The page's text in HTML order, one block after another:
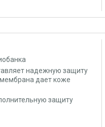
надежную защиту
дает коже
защиту